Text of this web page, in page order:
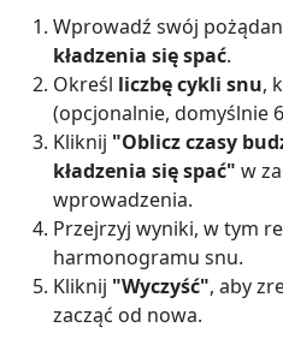
Wprowadź swój
kładzenia się spać.
Określ liczbę cykli snu,
(opcjonalnie, domyślnie
Kliknij "Oblicz czasy
kładzenia się spać" w
wprowadzenia.
Przejrzyj wyniki, w tym
harmonogramu snu.
Kliknij "Wyczyść", aby
zacząć od nowa.